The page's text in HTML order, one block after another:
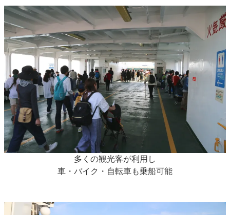
多くの観光客が利用し
車・バイク・自転車も乗船可能